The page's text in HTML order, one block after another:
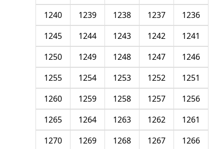
1236
1237
1238
1239
1240
1241
1242
1243
1244
1245
1246
1247
1248
1249
1250
1251
1252
1253
1254
1255
1256
1257
1258
1259
1260
1261
1262
1263
1264
1265
1266
1267
1268
1269
1270